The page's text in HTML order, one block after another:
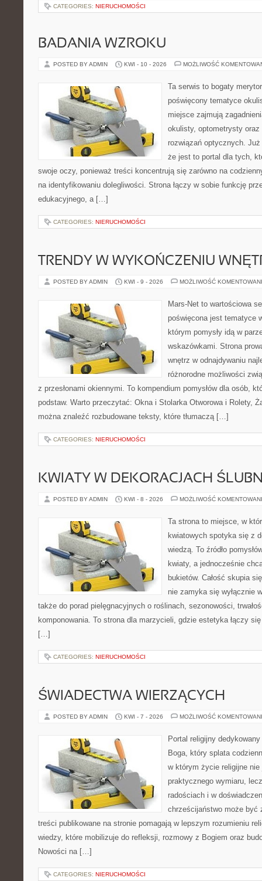
CATEGORIES: NIERUCHOMOŚCI
BADANIA WZROKU
POSTED BY ADMIN KWI - 10 - 2026 MOŻLIWOŚĆ
Ta serwis to bogaty
poświęcony tematyce
miejsce zajmują
okulisty, optometrysty oraz
rozwiązań optycznych.
że jest to portal dla tych,
swoje oczy, ponieważ treści koncentrują się zarówno na
na identyfikowaniu dolegliwości. Strona łączy w sobie funkcję
edukacyjnego, a […]
CATEGORIES: NIERUCHOMOŚCI
TRENDY W WYKOŃCZENIU
POSTED BY ADMIN KWI - 9 - 2026 MOŻLIWOŚĆ
Mars-Net to wartościowa
poświęcona jest tematyce
którym pomysły idą w
wskazówkami. Strona
wnętrz w odnajdywaniu
różnorodne możliwości
z przesłonami okiennymi. To kompendium pomysłów dla osób,
podstaw. Warto przeczytać: Okna i Stolarka Otworowa i Rolety,
można znaleźć rozbudowane teksty, które tłumaczą […]
CATEGORIES: NIERUCHOMOŚCI
KWIATY W DEKORACJACH
POSTED BY ADMIN KWI - 8 - 2026 MOŻLIWOŚĆ
Ta strona to miejsce, w
kwiatowych spotyka się z
wiedzą. To źródło
kwiaty, a jednocześnie
bukietów. Całość skupia
nie zamyka się wyłącznie
także do porad pielęgnacyjnych o roślinach, sezonowości,
komponowania. To strona dla marzycieli, gdzie estetyka łączy
[…]
CATEGORIES: NIERUCHOMOŚCI
ŚWIADECTWA WIERZĄCYCH
POSTED BY ADMIN KWI - 7 - 2026 MOŻLIWOŚĆ
Portal religijny
Boga, który splata
w którym życie religijne nie
praktycznego wymiaru,
radościach i w
chrześcijaństwo może być
treści publikowane na stronie pomagają w lepszym rozumieniu
wiedzy, które mobilizuje do refleksji, rozmowy z Bogiem oraz
Nowości na […]
CATEGORIES: NIERUCHOMOŚCI